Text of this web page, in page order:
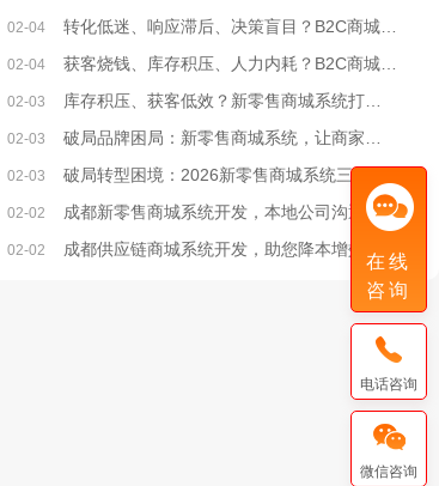
02-04 转化低迷、响应滞后、决策盲目？B2C商城系统激活企业增效新动能
02-04 获客烧钱、库存积压、人力内耗？B2C商城系统破解企业降本三大困局
02-03 库存积压、获客低效？新零售商城系统打通企业降本增效任督二脉
02-03 破局品牌困局：新零售商城系统，让商家从“卖货”到“立牌”
02-03 破局转型困境：2026新零售商城系统三大核心发展方向
02-02 成都新零售商城系统开发，本地公司沟通便利/价格实惠
02-02 成都供应链商城系统开发，助您降本增效
在线
咨询
电话咨询
微信咨询